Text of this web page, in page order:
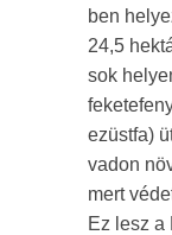
ben
24,5
sok
ezüstfa)
vadon
mert
Ez lesz a